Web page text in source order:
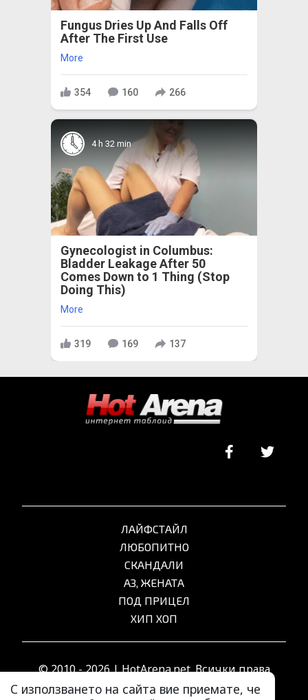
Fungus Dries Up And Falls Off
After The First Use
More
354 160 266
4 h 32 min
Gynecologist in Columbus:
Bladder Leakage After 50
Comes Down to 1 Thing (Stop
Doing This)
More
319 169 137
С използването на сайта вие приемате, че
ЛАЙФСТАЙЛ
ЛЮБОПИТНО
СКАНДАЛИ
АЗ, ЖЕНАТА
ПОД ПРИЦЕЛ
ХИП ХОП
© 2010 - 2026 | HotArena.net. Всички права
запазени.